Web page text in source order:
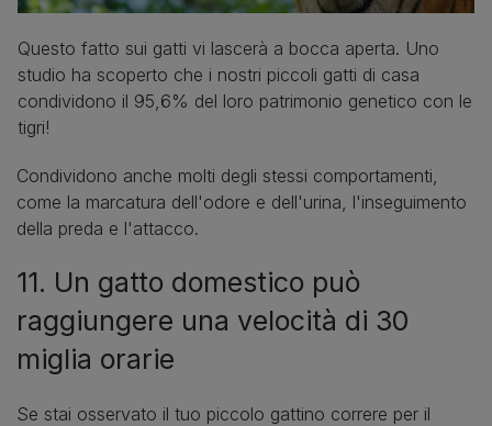
Questo fatto sui gatti vi lascerà a bocca aperta. Uno
studio ha scoperto che i nostri piccoli gatti di casa
condividono il 95,6% del loro patrimonio genetico con le
tigri!
Condividono anche molti degli stessi comportamenti,
come la marcatura dell'odore e dell'urina, l'inseguimento
della preda e l'attacco.
11. Un gatto domestico può
raggiungere una velocità di 30
miglia orarie
Se stai osservato il tuo piccolo gattino correre per il